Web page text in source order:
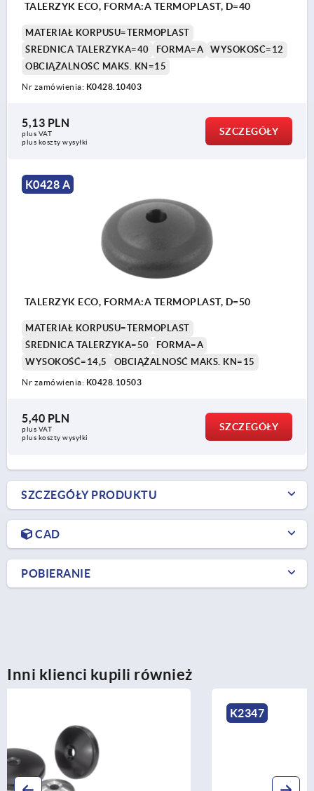
TALERZYK ECO, FORMA:A TERMOPLAST, D=40
MATERIAŁ KORPUSU=TERMOPLAST
ŚREDNICA TALERZYKA=40
FORMA=A
WYSOKOŚĆ=12
OBCIĄŻALNOŚĆ MAKS. KN=15
Nr zamówienia: K0428.10403
5,13 PLN
plus VAT
plus koszty wysyłki
SZCZEGÓŁY
K0428 A
TALERZYK ECO, FORMA:A TERMOPLAST, D=50
MATERIAŁ KORPUSU=TERMOPLAST
ŚREDNICA TALERZYKA=50
FORMA=A
WYSOKOŚĆ=14,5
OBCIĄŻALNOŚĆ MAKS. KN=15
Nr zamówienia: K0428.10503
5,40 PLN
plus VAT
plus koszty wysyłki
SZCZEGÓŁY
SZCZEGÓŁY PRODUKTU
CAD
POBIERANIE
Inni klienci kupili również